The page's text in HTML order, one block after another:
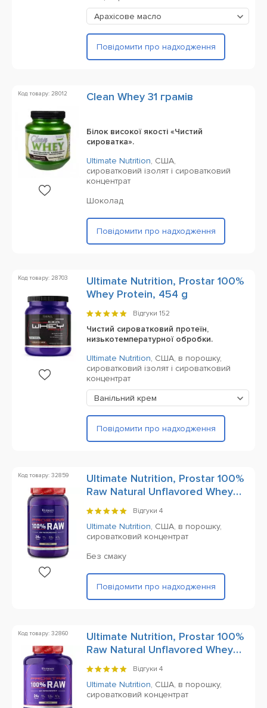
Арахісове масло
Повідомити про надходження
Код товару: 28012 Clean Whey 31 грамів
Білок високої якості «Чистий
сироватка».
Ultimate Nutrition, США,
сироватковий ізолят і сироватковий
концентрат
Шоколад
Повідомити про надходження
Код товару: 28703
Ultimate Nutrition, Prostar 100%
Whey Protein, 454 g
Відгуки 152
Чистий сироватковий протеїн,
низькотемпературної обробки.
Ultimate Nutrition, США, в порошку,
сироватковий ізолят і сироватковий
концентрат
Ванільний крем
Повідомити про надходження
Код товару: 32859
Ultimate Nutrition, Prostar 100%
Raw Natural Unflavored Whey
Protein, 1000 g
Відгуки 4
Ultimate Nutrition, США, в порошку,
сироватковий концентрат
Без смаку
Повідомити про надходження
Код товару: 32860
Ultimate Nutrition, Prostar 100%
Raw Natural Unflavored Whey
Protein, 2000 g
Відгуки 4
Ultimate Nutrition, США, в порошку,
сироватковий концентрат